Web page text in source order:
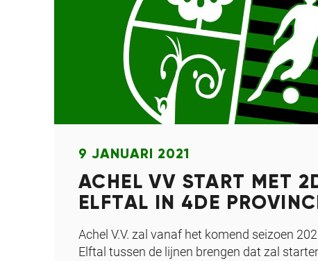
9 JANUARI 2021
ACHEL VV START MET
ELFTAL IN 4DE
Achel V.V. zal vanaf het komend seizoen
Elftal tussen de lijnen brengen dat zal